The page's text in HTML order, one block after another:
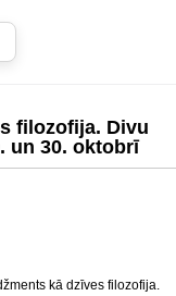
filozofija. Divu
un 30. oktobrī
kā dzīves filozofija.